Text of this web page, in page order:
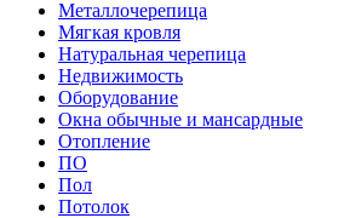
Металлочерепица
Мягкая кровля
Натуральная черепица
Недвижимость
Оборудование
Окна обычные и мансардные
Отопление
ПО
Пол
Потолок